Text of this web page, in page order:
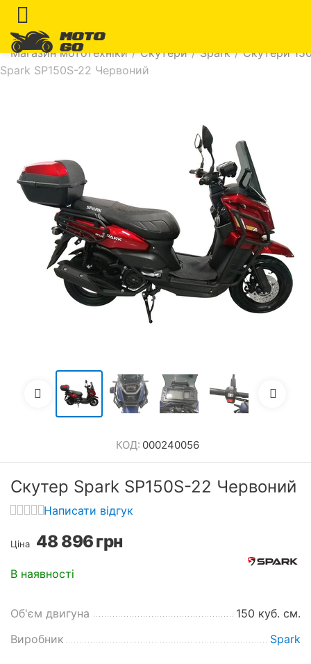
Магазин мототехніки / Скутери / Spark / Скутери
Spark SP150S-22 Червоний
КОД: 000240056
Скутер Spark SP150S-22 Червоний
Написати відгук
Ціна 48 896грн
В наявності
Об'єм двигуна
150 куб. см.
Виробник
Spark